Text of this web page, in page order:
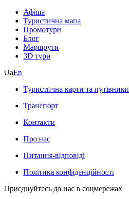
Афіша
Туристична мапа
Промотури
Блог
Маршрути
3D тури
UaEn
Туристична карти та путівники
Транспорт
Контакти
Про нас
Питання-відповіді
Політика конфіденційності
Приєднуйтесь до нас в соцмережах